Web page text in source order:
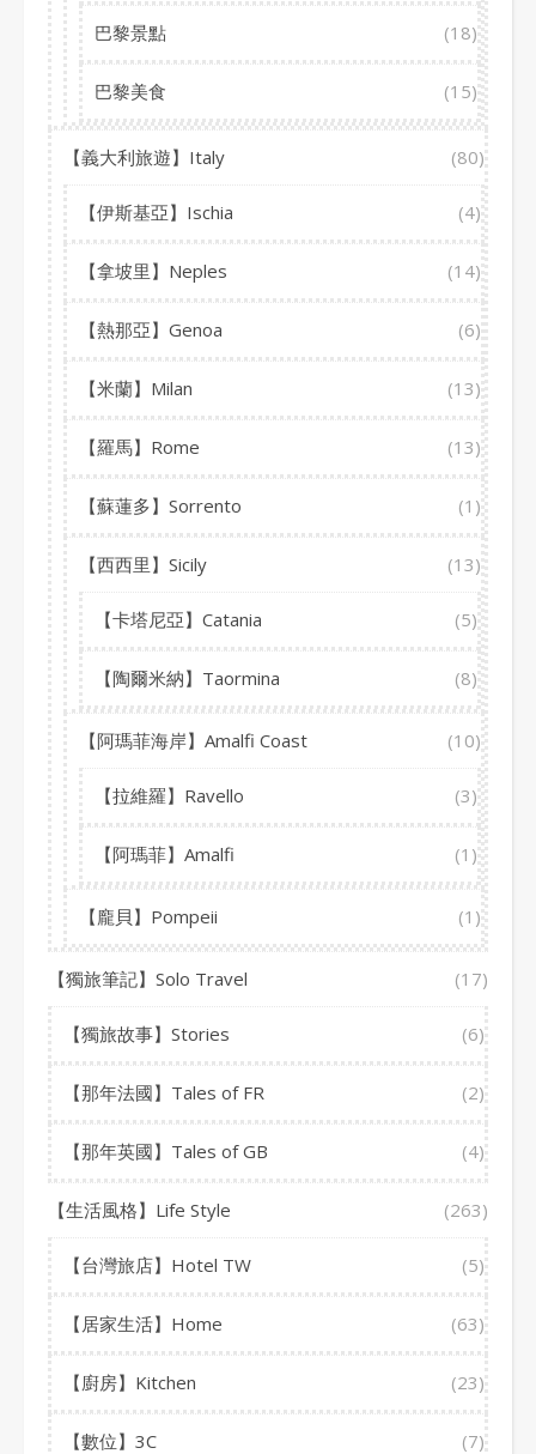
巴黎景點 (18)
巴黎美食 (15)
【義大利旅遊】Italy (80)
【伊斯基亞】Ischia (4)
【拿坡里】Neples (14)
【熱那亞】Genoa (6)
【米蘭】Milan (13)
【羅馬】Rome (13)
【蘇蓮多】Sorrento (1)
【西西里】Sicily (13)
【卡塔尼亞】Catania (5)
【陶爾米納】Taormina (8)
【阿瑪菲海岸】Amalfi Coast (10)
【拉維羅】Ravello (3)
【阿瑪菲】Amalfi (1)
【龐貝】Pompeii (1)
【獨旅筆記】Solo Travel (17)
【獨旅故事】Stories (6)
【那年法國】Tales of FR (2)
【那年英國】Tales of GB (4)
【生活風格】Life Style (263)
【台灣旅店】Hotel TW (5)
【居家生活】Home (63)
【廚房】Kitchen (23)
【數位】3C (7)